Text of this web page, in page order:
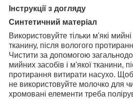
Інструкції з догляду
Синтетичний матеріал
Використовуйте тільки м'які
тканину, після вологого
Чистити за допомогою
мийних засобів і м'якої тканини,
протирання витирати насухо.
не використовуйте молочко для
хромовані елементи треба